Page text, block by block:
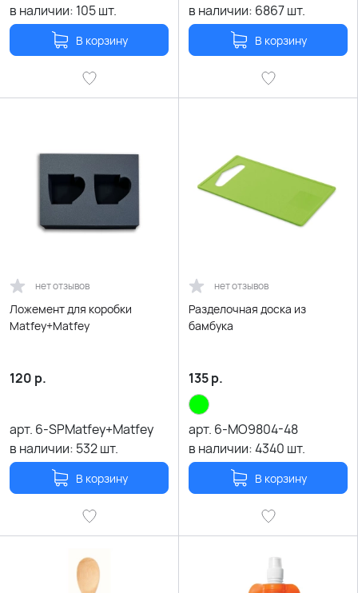
в наличии: 105шт.
В корзину
в наличии: 6867шт.
В корзину
нет отзывов
Ложемент для коробки
Matfey+Matfey
120 р.
арт. 6-SPMatfey+Matfey
в наличии: 532шт.
В корзину
нет отзывов
Разделочная доска из
бамбука
135р.
арт. 6-MO9804-48
в наличии:4340 шт.
В корзину